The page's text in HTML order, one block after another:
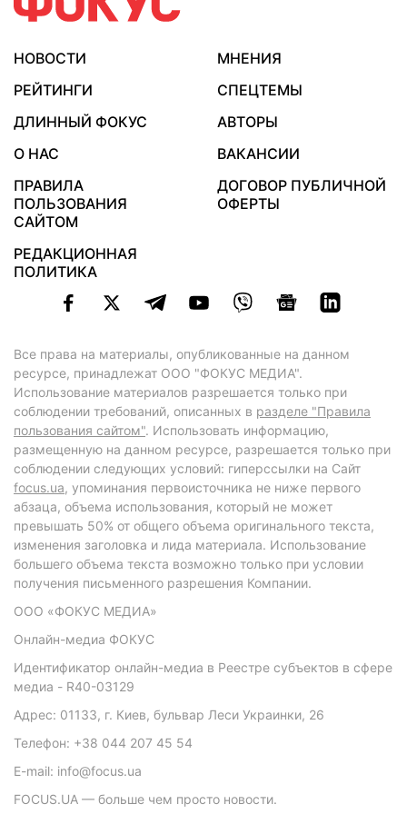
и все запомнил.
НОВОСТИ
МНЕНИЯ
РЕЙТИНГИ
СПЕЦТЕМЫ
ДЛИННЫЙ ФОКУС
АВТОРЫ
О НАС
ВАКАНСИИ
ПРАВИЛА
ПОЛЬЗОВАНИЯ
САЙТОМ
ДОГОВОР ПУБЛИЧНОЙ
ОФЕРТЫ
РЕДАКЦИОННАЯ
ПОЛИТИКА
Все права на материалы, опубликованные на данном
ресурсе, принадлежат ООО "ФОКУС МЕДИА".
Использование материалов разрешается только при
соблюдении требований, описанных в разделе "Правила
пользования сайтом". Использовать информацию,
размещенную на данном ресурсе, разрешается только при
соблюдении следующих условий: гиперссылки на Сайт
focus.ua, упоминания первоисточника не ниже первого
абзаца, объема использования, который не может
превышать 50% от общего объема оригинального текста,
изменения заголовка и лида материала. Использование
большего объема текста возможно только при условии
получения письменного разрешения Компании.
ООО «ФОКУС МЕДИА»
Онлайн-медиа ФОКУС
Идентификатор онлайн-медиа в Реестре субъектов в сфере
медиа - R40-03129
Адрес: 01133, г. Киев, бульвар Леси Украинки, 26
Телефон: +38 044 207 45 54
E-mail: info@focus.ua
FOCUS.UA — больше чем просто новости.